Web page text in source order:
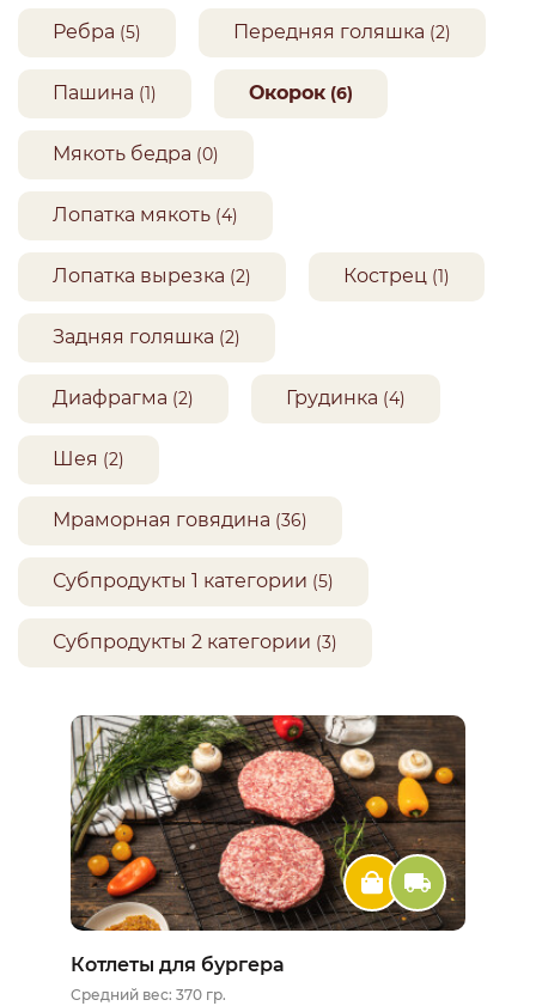
Ребра (5) Передняя голяшка (2)
Пашина (1) Окорок (6)
Мякоть бедра (0)
Лопатка мякоть (4)
Лопатка вырезка (2) Кострец (1)
Задняя голяшка (2)
Диафрагма (2) Грудинка (4)
Шея (2)
Мраморная говядина (36)
Субпродукты 1 категории (5)
Субпродукты 2 категории (3)
Котлеты для бургера
Средний вес: 370 гр.